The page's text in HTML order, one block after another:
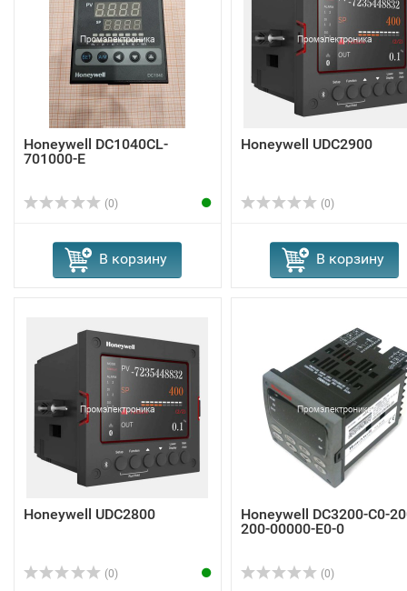
Honeywell DC1040CL-
701000-E
(0)
В корзину
Honeywell UDC2900
(0)
В корзину
Honeywell UDC2800
(0)
Honeywell DC3200-C0-
200-00000-E0-0
(0)